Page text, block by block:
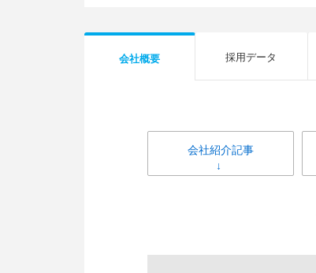
会社概要 採用データ
会社紹介記事